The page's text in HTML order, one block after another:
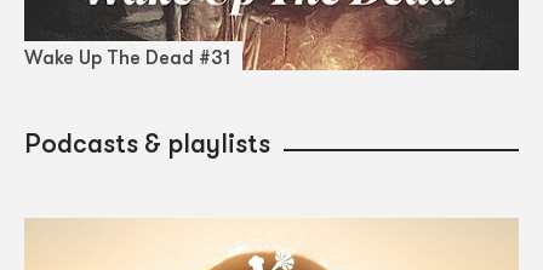
Wake Up The Dead #31
Podcasts & playlists